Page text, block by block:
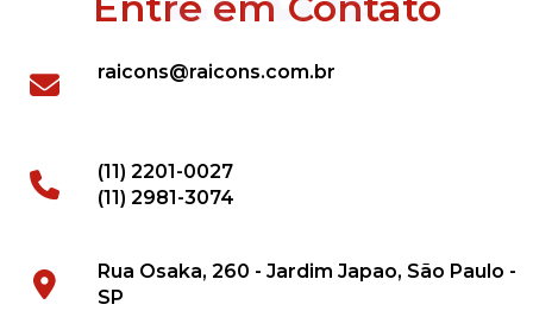
raicons@raicons.com.br
(11) 2201-0027
(11) 2981-3074
Rua Osaka, 260 - Jardim Japao, São Paulo -
SP